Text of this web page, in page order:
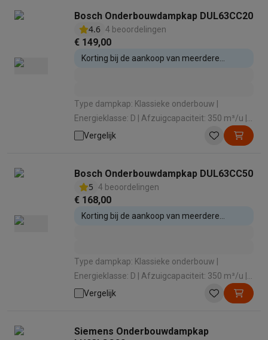
Bosch Onderbouwdampkap DUL63CC20
4.6 4 beoordelingen
€ 149,00
Korting bij de aankoop van meerdere
Type dampkap: Klassieke onderbouw |
Energieklasse: D | Afzuigcapaciteit: 350 m³/u |
Geluidsniveau: 72 dB | Intensieve stand: Nee
Vergelijk
Bosch Onderbouwdampkap DUL63CC50
5 4 beoordelingen
€ 168,00
Korting bij de aankoop van meerdere
Type dampkap: Klassieke onderbouw |
Energieklasse: D | Afzuigcapaciteit: 350 m³/u |
Geluidsniveau: 72 dB | Intensieve stand: Nee
Vergelijk
Siemens Onderbouwdampkap